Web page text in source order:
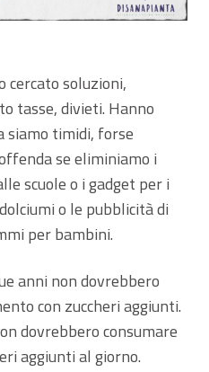
cercato soluzioni,
tasse, divieti. Hanno
timidi, forse
se eliminiamo i
scuole o i gadget per i
o le pubblicità di
per bambini.
anni non dovrebbero
con zuccheri aggiunti.
dovrebbero consumare
aggiunti al giorno.